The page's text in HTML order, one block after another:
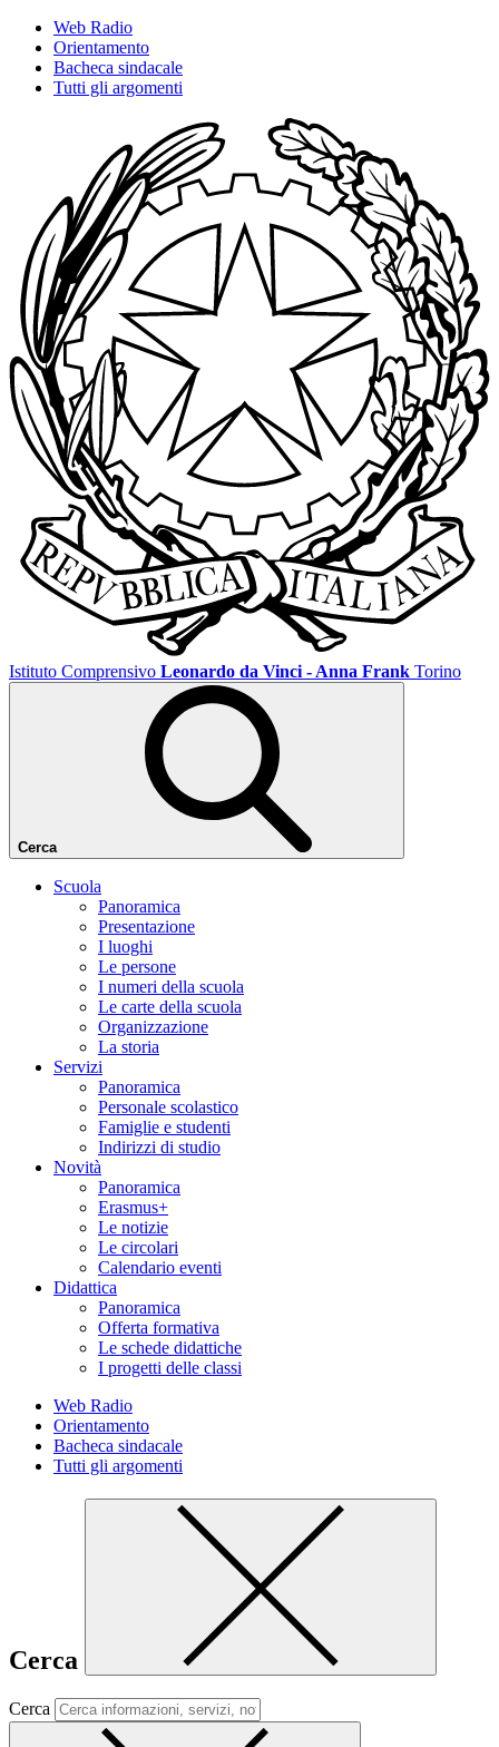
Web Radio
Orientamento
Bacheca sindacale
Tutti gli argomenti
Istituto Comprensivo Leonardo da Vinci - Anna Frank Torino
Cerca
Scuola
Panoramica
Presentazione
I luoghi
Le persone
I numeri della scuola
Le carte della scuola
Organizzazione
La storia
Servizi
Panoramica
Personale scolastico
Famiglie e studenti
Indirizzi di studio
Novità
Panoramica
Erasmus+
Le notizie
Le circolari
Calendario eventi
Didattica
Panoramica
Offerta formativa
Le schede didattiche
I progetti delle classi
Web Radio
Orientamento
Bacheca sindacale
Tutti gli argomenti
Cerca
Cerca